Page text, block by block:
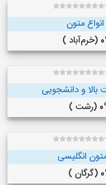
متون
)
بالا و دانشجویی
)
انگلیسی
)